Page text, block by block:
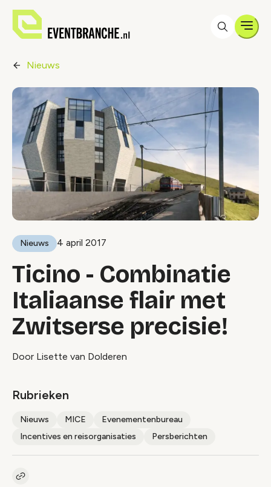
Nieuws
Nieuws 4 april 2017
Ticino - Combinatie
Italiaanse flair met
Zwitserse precisie!
Door Lisette van Dolderen
Rubrieken
Nieuws MICE
Evenementenbureau
Incentives en reisorganisaties
Persberichten
Kopieer link naar artikel